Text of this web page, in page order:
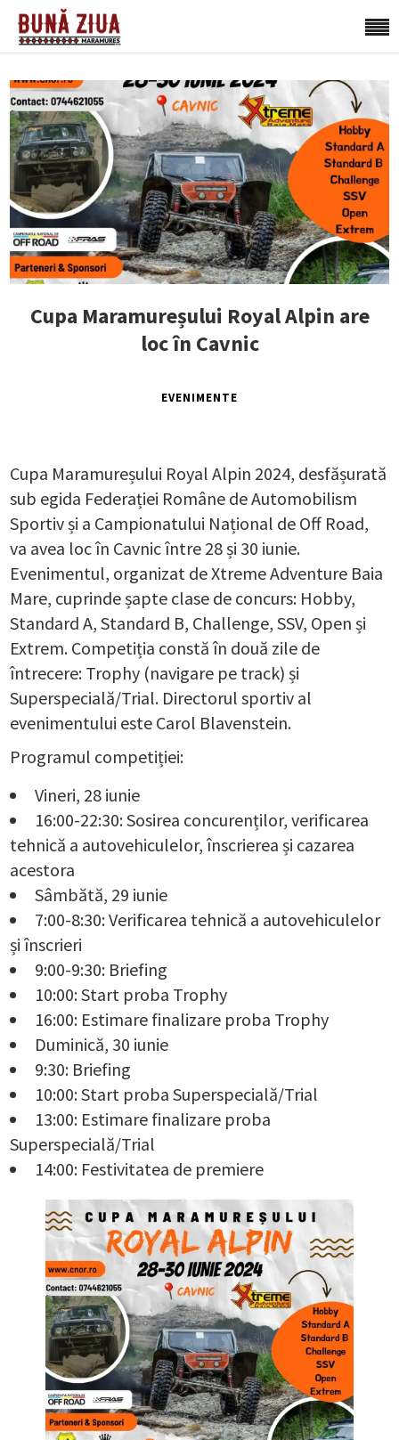
Cupa Maramureșului Royal Alpin are
loc în Cavnic
EVENIMENTE
Cupa Maramureșului Royal Alpin 2024, desfășurată
sub egida Federației Române de Automobilism
Sportiv și a Campionatului Național de Off Road,
va avea loc în Cavnic între 28 și 30 iunie.
Evenimentul, organizat de Xtreme Adventure Baia
Mare, cuprinde șapte clase de concurs: Hobby,
Standard A, Standard B, Challenge, SSV, Open și
Extrem. Competiția constă în două zile de
întrecere: Trophy (navigare pe track) și
Superspecială/Trial. Directorul sportiv al
evenimentului este Carol Blavenstein.
Programul competiției:
Vineri, 28 iunie
16:00-22:30: Sosirea concurenților, verificarea
tehnică a autovehiculelor, înscrierea și cazarea
acestora
Sâmbătă, 29 iunie
7:00-8:30: Verificarea tehnică a autovehiculelor
și înscrieri
9:00-9:30: Briefing
10:00: Start proba Trophy
16:00: Estimare finalizare proba Trophy
Duminică, 30 iunie
9:30: Briefing
10:00: Start proba Superspecială/Trial
13:00: Estimare finalizare proba
Superspecială/Trial
14:00: Festivitatea de premiere